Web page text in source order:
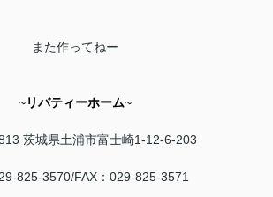
また作ってねー
~リバティーホーム~
茨城県土浦市富士崎1-12-6-203
825-3570/FAX：029-825-3571